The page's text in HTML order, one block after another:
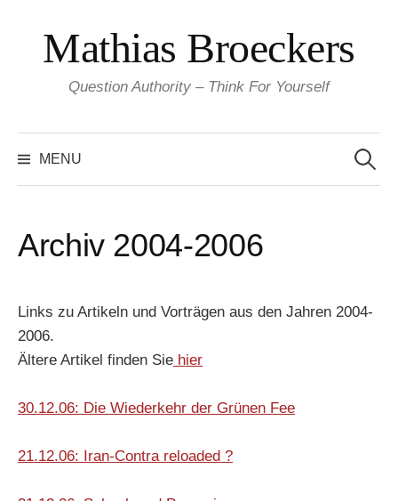
content
Mathias Broeckers
Question Authority – Think For Yourself
MENU
for:
Archiv 2004-2006
Links zu Artikeln und Vorträgen aus den Jahren 2004-
2006.
Ältere Artikel finden Sie hier
30.12.06: Die Wiederkehr der Grünen Fee
21.12.06: Iran-Contra reloaded ?